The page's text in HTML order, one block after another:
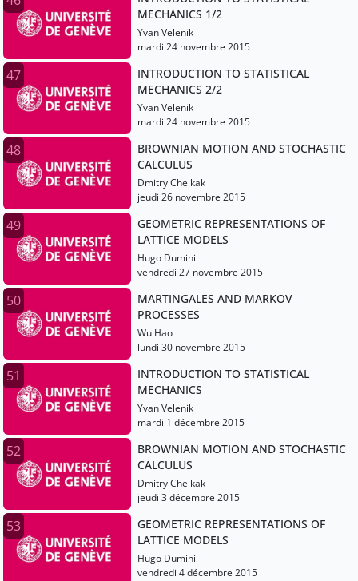
MECHANICS 1/2
Yvan Velenik
mardi 24 novembre 2015
47
INTRODUCTION TO STATISTICAL
MECHANICS 2/2
Yvan Velenik
mardi 24 novembre 2015
48
BROWNIAN MOTION AND STOCHASTIC
CALCULUS
Dmitry Chelkak
jeudi 26 novembre 2015
49
GEOMETRIC REPRESENTATIONS OF
LATTICE MODELS
Hugo Duminil
vendredi 27 novembre 2015
50
MARTINGALES AND MARKOV
PROCESSES
Wu Hao
lundi 30 novembre 2015
51
INTRODUCTION TO STATISTICAL
MECHANICS
Yvan Velenik
mardi 1 décembre 2015
52
BROWNIAN MOTION AND STOCHASTIC
CALCULUS
Dmitry Chelkak
jeudi 3 décembre 2015
53
GEOMETRIC REPRESENTATIONS OF
LATTICE MODELS
Hugo Duminil
vendredi 4 décembre 2015